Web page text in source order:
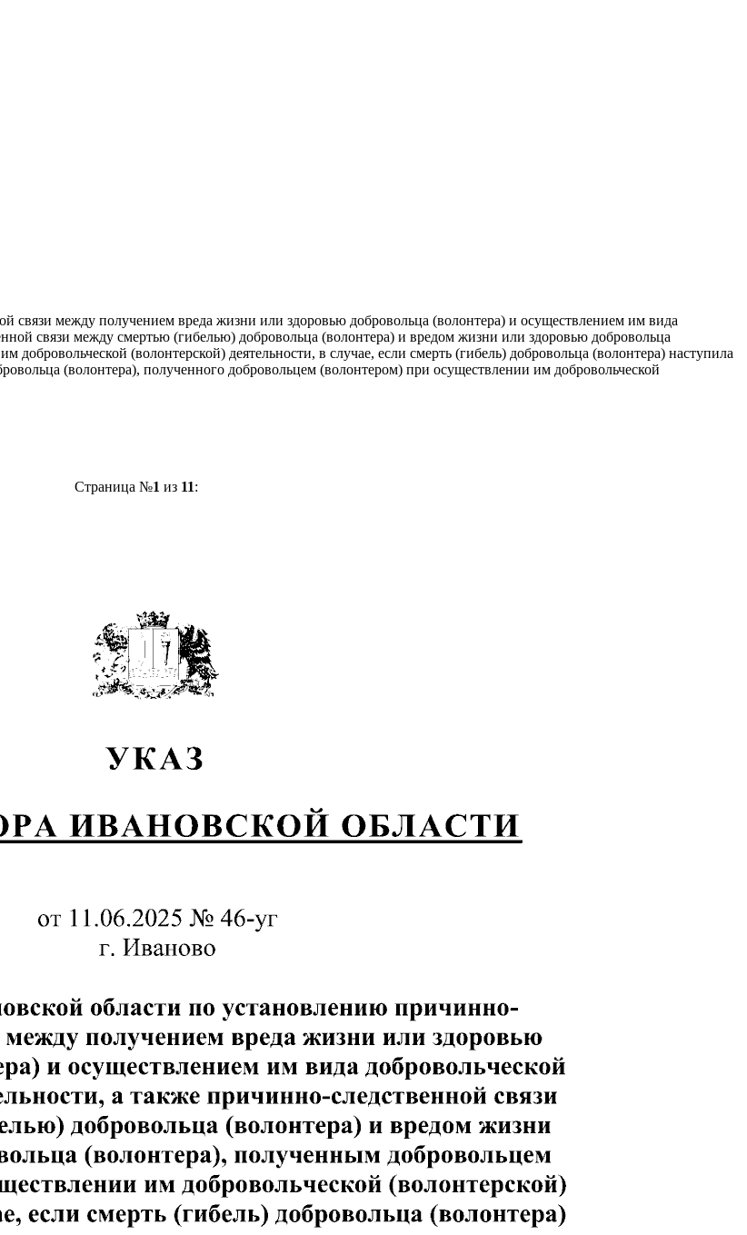
связи между получением вреда жизни или здоровью добровольца (волонтера) и осуществлением им вида
связи между смертью (гибелью) добровольца (волонтера) и вредом жизни или здоровью добровольца
(волонтерской) деятельности, в случае, если смерть (гибель) добровольца (волонтера) наступила
(волонтера), полученного добровольцем (волонтером) при осуществлении им добровольческой
Страница №1 из 11: